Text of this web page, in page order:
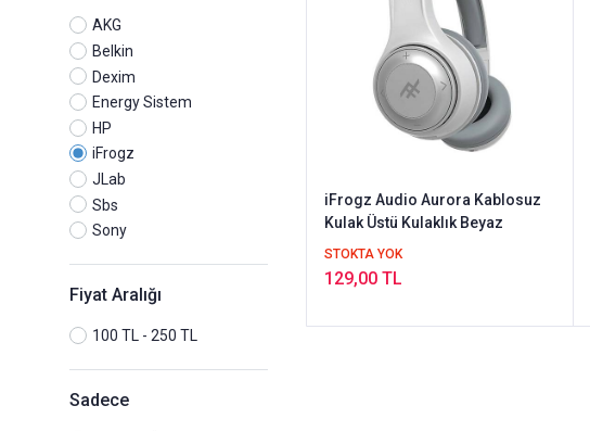
AKG
Belkin
Dexim
Energy Sistem
HP
iFrogz
JLab
Sbs
Sony
Fiyat Aralığı
100 TL - 250 TL
Sadece
iFrogz Audio Aurora Kablosuz
Kulak Üstü Kulaklık Beyaz
STOKTA YOK
129,00 TL